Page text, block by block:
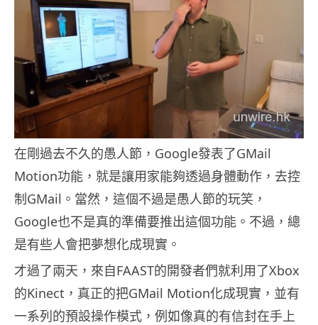
在剛過去不久的愚人節，Google發表了GMail
Motion功能，就是讓用家能夠透過身體動作，去控
制GMail。當然，這個不過是愚人節的玩笑，
Google也不是真的準備要推出這個功能。不過，總
是有些人會把夢想化成現實。
才過了兩天，來自FAAST的開發者們就利用了Xbox
的Kinect，真正的把GMail Motion化成現實，並有
一系列的預設操作模式，例如像真的有信封在手上